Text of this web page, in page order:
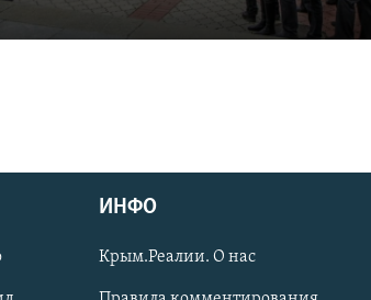
ИНФО
Крым.Реалии. О нас